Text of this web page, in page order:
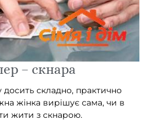
– скнара
складно, практично
жінка вирішує сама, чи в
жити з скнарою.